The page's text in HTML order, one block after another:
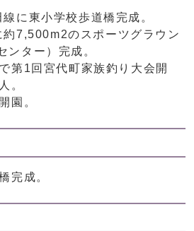
に東小学校歩道橋完成。
7,500m2のスポーツグラウン
ンター）完成。
第1回宮代町家族釣り大会開
。
園。
完成。